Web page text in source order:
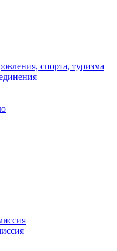
спорта, туризма